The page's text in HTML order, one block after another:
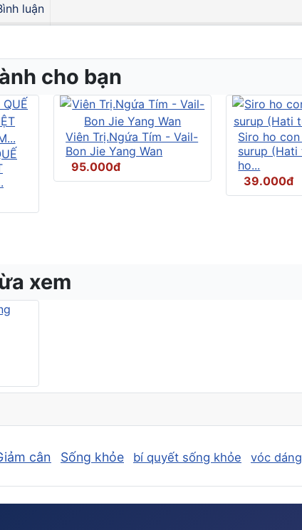
luận
cho bạn
Viên Trị.Ngứa Tím - Vail-
Bon Jie Yang Wan
95.000đ
Siro ho
surup (Hati
ho...
39.000đ
xem
cân Sống khỏe bí quyết sống khỏe vóc dáng